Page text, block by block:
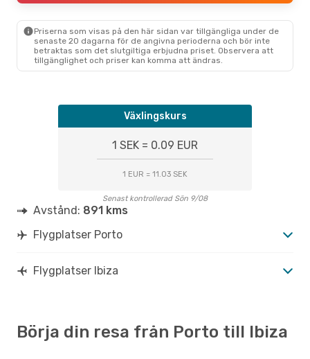
Priserna som visas på den här sidan var tillgängliga under de
senaste 20 dagarna för de angivna perioderna och bör inte
betraktas som det slutgiltiga erbjudna priset. Observera att
tillgänglighet och priser kan komma att ändras.
Växlingskurs
1 SEK = 0.09 EUR
1 EUR = 11.03 SEK
Senast kontrollerad Sön 9/08
Avstånd: 891 kms
Flygplatser Porto
Flygplatser Ibiza
Börja din resa från Porto till Ibiza